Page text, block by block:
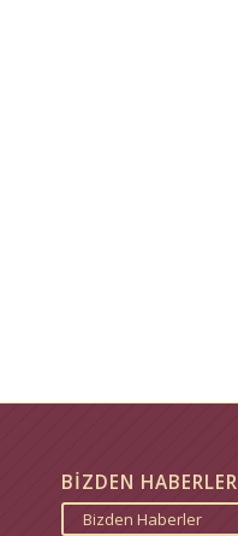
BİZDEN HABERLER
Bizden Haberler